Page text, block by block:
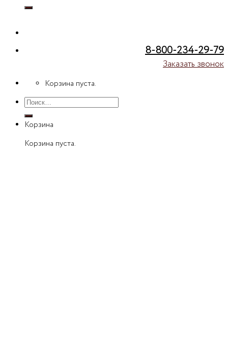
8-800-234-29-79
Заказать звонок
Корзина пуста.
Искать:
Корзина
Корзина пуста.